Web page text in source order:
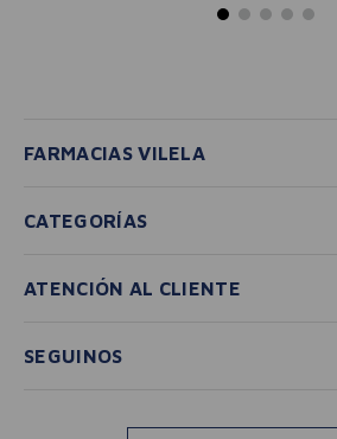
FARMACIAS VILELA
CATEGORÍAS
ATENCIÓN AL CLIENTE
SEGUINOS